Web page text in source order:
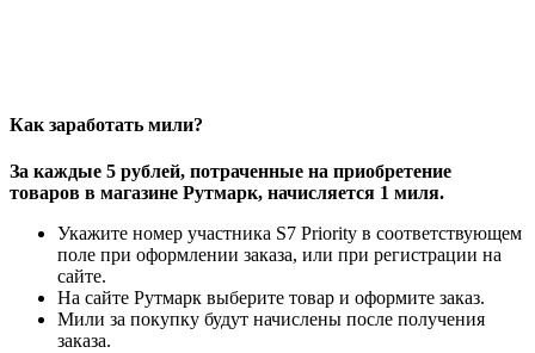
Как заработать мили?
За каждые 5 рублей, потраченные на приобретение
товаров в магазине Рутмарк, начисляется 1 миля.
Укажите номер участника S7 Priority в соответствующем
поле при оформлении заказа, или при регистрации на
сайте.
На сайте Рутмарк выберите товар и оформите заказ.
Мили за покупку будут начислены после получения
заказа.